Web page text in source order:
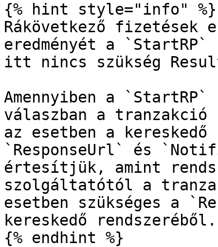
{% hint style="info" %}
Rákövetkező fizetések
eredményét a
itt nincs szükség
Amennyiben a
válaszban a tranzakció
az esetben a
`ResponseUrl` és
értesítjük, amint
szolgáltatótól a
esetben szükséges a
kereskedő rendszeréből.
{% endhint %}